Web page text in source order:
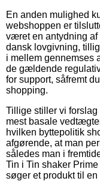
En anden mulighed
webshoppen er
været en antydning af
dansk lovgivning,
i mellem gennemses
de gældende
for support, såfremt
shopping.
Tillige stiller vi
mest basale
hvilken byttepolitik
afgørende, at man
således man i
Tin i Tin shaker
søger et produkt til